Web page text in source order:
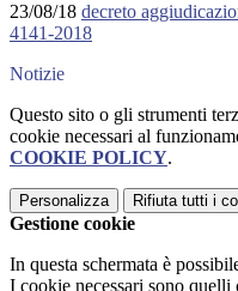
23/08/18 decreto
4141-2018
Notizie
Questo sito o gli strumenti
cookie necessari al
COOKIE POLICY.
Personalizza Rifiuta tutti i
Gestione cookie
In questa schermata è
I cookie necessari sono